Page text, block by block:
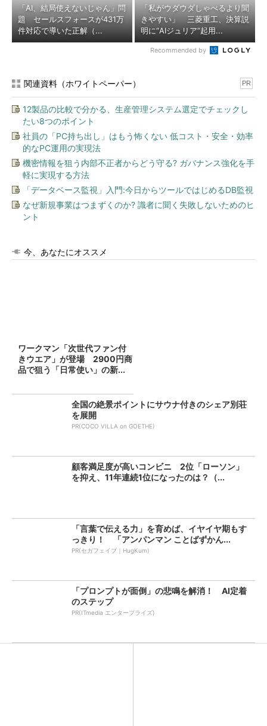
「AI、結局使えないじゃん」問
題 セールスフォースが431万
件対応で導いた正解（...
「私がウダウダしゃべるより聞
きやすい」 三菱重工、決算説
明に“AIジュリア”起用...
Recommended by
関連資料（ホワイトペーパー） PR
12製品の比較で分かる、生産管理システム選定でチェックし
たい8つのポイント
社員の「PC持ち出し」はもう怖くない 低コスト・安全・効率
的なPC運用の実現法
機密情報を狙う内部不正者からどう守る? ガバナンス強化を手
軽に実現する方法
「データベース監視」入門:今日からツールではじめるDB監視
なぜ新規事業はつまずくのか? 識者に聞く失敗しないためのヒ
ント
今、あなたにオススメ
ワークマン「次世代ファン付
きウエア」が登場 2900円商
品で狙う「日常使い」の新...
全国の絶景ポイントにサウナ付きのシェア別荘
を展開
PR(COCO VILLA on GOETHE)
顧客満足度が高いコンビニ 2位「ローソン」
を抑え、11年連続1位になったのは？（...
「言葉で伝える力」を育めば、イヤイヤ期もす
っきり！ 「アンパンマン ことばずかん...
PR(セガフェイブ｜HugKum)
「プロンプトが面倒」の悲鳴を解消！ AI定着
のステップ
PR(ITmedia エンタープライズ)